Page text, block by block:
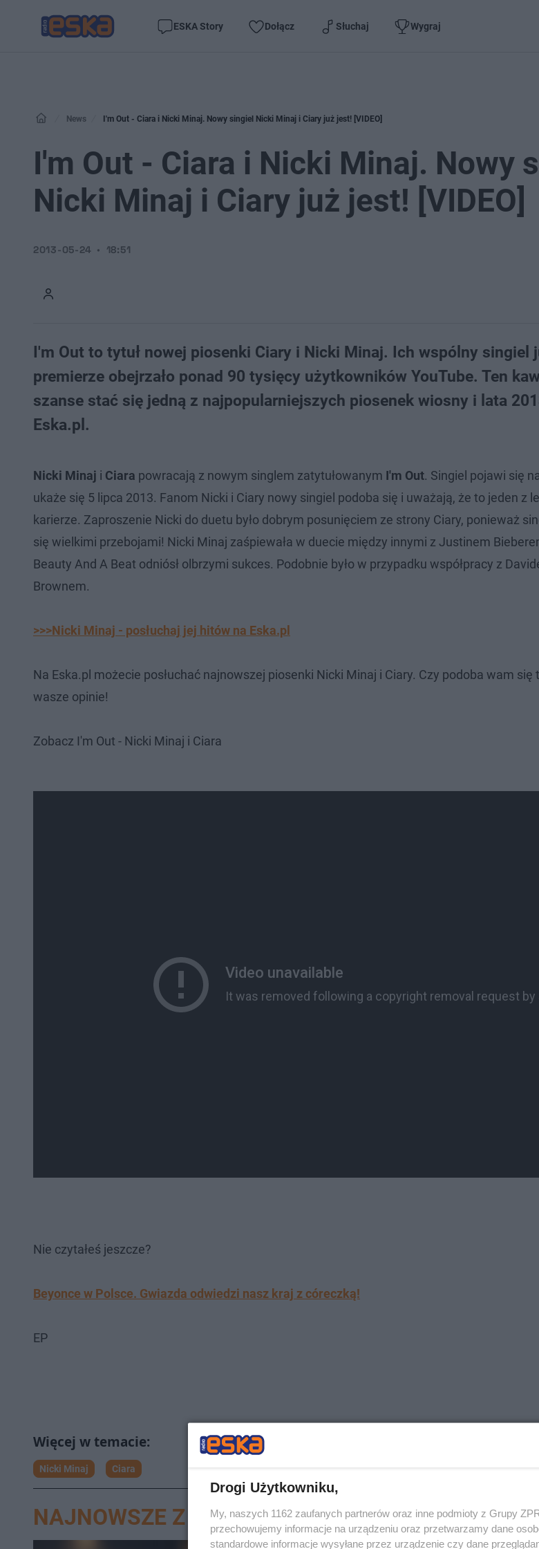
ESKA Story Dołącz Słuchaj Wygraj
News I'm Out - Ciara i Nicki Minaj. Nowy singiel Nicki Minaj i Ciary już jest! [VIDEO]
I'm Out - Ciara i Nicki Minaj. Nowy
Nicki Minaj i Ciary już jest! [VIDEO]
2013-05-24 18:51
I'm Out to tytuł nowej piosenki Ciary i Nicki Minaj. Ich wspólny singiel
premierze obejrzało ponad 90 tysięcy użytkowników YouTube. Ten
szanse stać się jedną z najpopularniejszych piosenek wiosny i lata
Eska.pl.
Nicki Minaj i Ciara powracają z nowym singlem zatytułowanym I'm Out. Singiel pojawi się
ukaże się 5 lipca 2013. Fanom Nicki i Ciary nowy singiel podoba się i uważają, że to jeden z
karierze. Zaproszenie Nicki do duetu było dobrym posunięciem ze strony Ciary, ponieważ
się wielkimi przebojami! Nicki Minaj zaśpiewała w duecie między innymi z Justinem
Beauty And A Beat odniósł olbrzymi sukces. Podobnie było w przypadku współpracy z
Brownem.
>>>Nicki Minaj - posłuchaj jej hitów na Eska.pl
Na Eska.pl możecie posłuchać najnowszej piosenki Nicki Minaj i Ciary. Czy podoba wam
wasze opinie!
Zobacz I'm Out - Nicki Minaj i Ciara
Nie czytałeś jeszcze?
Beyonce w Polsce. Gwiazda odwiedzi nasz kraj z córeczką!
EP
Nicki Minaj Ciara
NAJNOWSZE Z DZIAŁU NAJNOWSZE
Drogi Użytkowniku,
My, naszych 1162 zaufanych partnerów oraz inne podmioty z Grupy
przechowujemy informacje na urządzeniu oraz przetwarzamy dane
standardowe informacje wysyłane przez urządzenie czy dane